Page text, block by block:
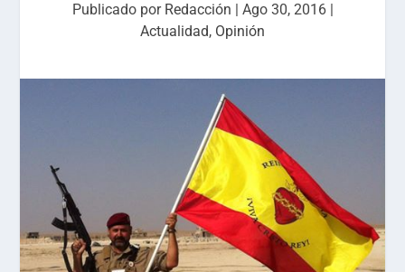
Publicado por Redacción | Ago 30, 2016|
Actualidad, Opinión